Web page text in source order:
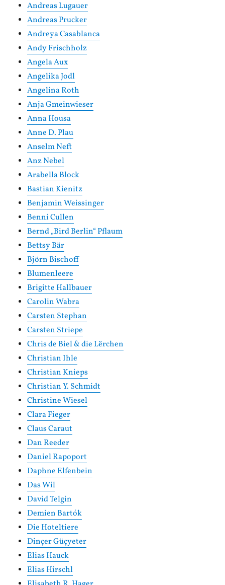
Andreas Lugauer
Andreas Prucker
Andreya Casablanca
Andy Frischholz
Angela Aux
Angelika Jodl
Angelina Roth
Anja Gmeinwieser
Anna Housa
Anne D. Plau
Anselm Neft
Anz Nebel
Arabella Block
Bastian Kienitz
Benjamin Weissinger
Benni Cullen
Bernd „Bird Berlin“ Pflaum
Bettsy Bär
Björn Bischoff
Blumenleere
Brigitte Hallbauer
Carolin Wabra
Carsten Stephan
Carsten Striepe
Chris de Biel & die Lërchen
Christian Ihle
Christian Knieps
Christian Y. Schmidt
Christine Wiesel
Clara Fieger
Claus Caraut
Dan Reeder
Daniel Rapoport
Daphne Elfenbein
Das Wil
David Telgin
Demien Bartók
Die Hoteltiere
Dinçer Güçyeter
Elias Hauck
Elias Hirschl